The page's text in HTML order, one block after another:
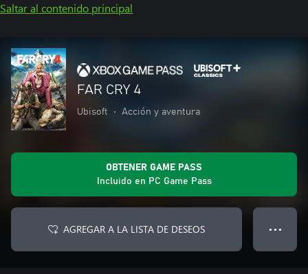
Saltar al contenido principal
FAR CRY 4
Ubisoft • Acción y aventura
OBTENER GAME PASS
Incluido en PC Game Pass
AGREGAR A LA LISTA DE DESEOS ● ● ●